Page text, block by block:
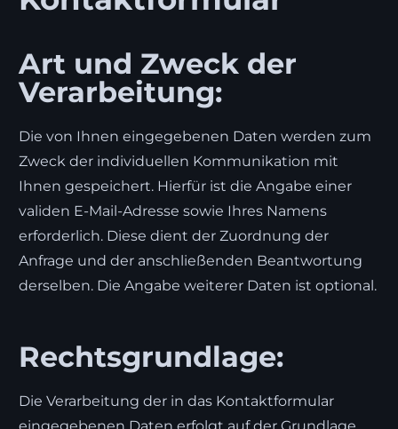
Art und Zweck der
Verarbeitung:
Die von Ihnen eingegebenen Daten werden zum
Zweck der individuellen Kommunikation mit
Ihnen gespeichert. Hierfür ist die Angabe einer
validen E-Mail-Adresse sowie Ihres Namens
erforderlich. Diese dient der Zuordnung der
Anfrage und der anschließenden Beantwortung
derselben. Die Angabe weiterer Daten ist optional.
Rechtsgrundlage:
Die Verarbeitung der in das Kontaktformular